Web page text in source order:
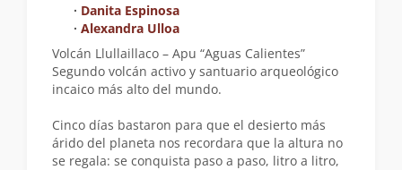
∙ Danita Espinosa
∙ Alexandra Ulloa
Volcán Llullaillaco – Apu “Aguas Calientes”
Segundo volcán activo y santuario arqueológico
incaico más alto del mundo.
Cinco días bastaron para que el desierto más
árido del planeta nos recordara que la altura no
se regala: se conquista paso a paso, litro a litro,